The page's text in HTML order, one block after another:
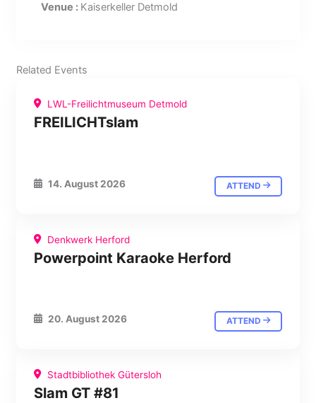
Venue : Kaiserkeller Detmold
Related Events
LWL-Freilichtmuseum Detmold
FREILICHTslam
14. August 2026 ATTEND
Denkwerk Herford
Powerpoint Karaoke Herford
20. August 2026 ATTEND
Stadtbibliothek Gütersloh
Slam GT #81